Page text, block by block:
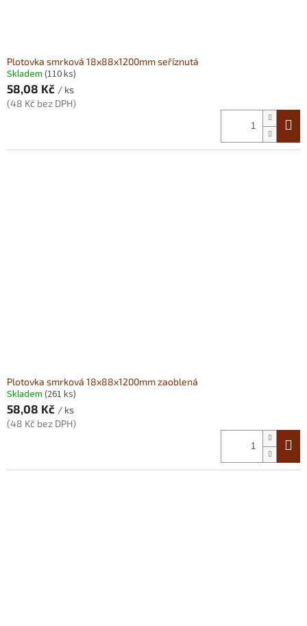
Plotovka smrková 18x88x1200mm seříznutá
Skladem (110 ks)
58,08 Kč / ks
(48 Kč bez DPH)
Plotovka smrková 18x88x1200mm zaoblená
Skladem (261 ks)
58,08 Kč / ks
(48 Kč bez DPH)